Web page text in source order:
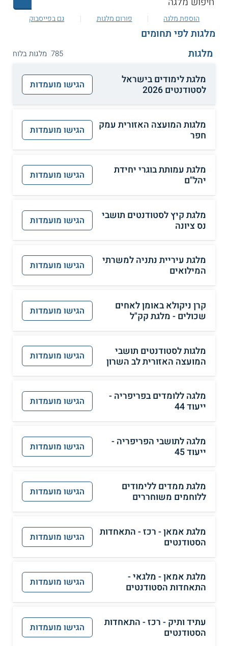
הוספת מלגה פורום מלגות גם בפייסבוק
מלגות לפי תחומים
מלגות
785 מלגות בלוח
מלגת לימודים בישראל
לסטודנטים 2026
הגישו מועמדות
מלגות המועצה האזורית עמק
חפר
הגישו מועמדות
מלגת עמותת בוגרי יחידת
יהל"ם
הגישו מועמדות
מלגת קיץ לסטודנטים תושבי
נס ציונה
הגישו מועמדות
מלגת עיריית נתניה למשרתי
המילואים
הגישו מועמדות
קרן ניקולא באומן לאחים
שכולים - מלגת קק"ל
הגישו מועמדות
מלגות לסטודנטים תושבי
המועצה האזורית לב השרון
הגישו מועמדות
מלגה ללומדים בפריפריה -
ייעוד 44
הגישו מועמדות
מלגה לתושבי הפריפריה -
ייעוד 45
הגישו מועמדות
מלגת ממדים ללימודים
ללוחמים משוחררים
הגישו מועמדות
מלגת אמאן - רכז - התאחדות
הסטודנטים
הגישו מועמדות
מלגת אמאן - מלגאי -
התאחדות הסטודנטים
הגישו מועמדות
עתיד ותיק - רכז - התאחדות
הסטודנטים
הגישו מועמדות